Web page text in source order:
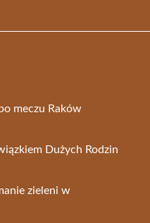
meczu Raków
Dużych Rodzin
zieleni w